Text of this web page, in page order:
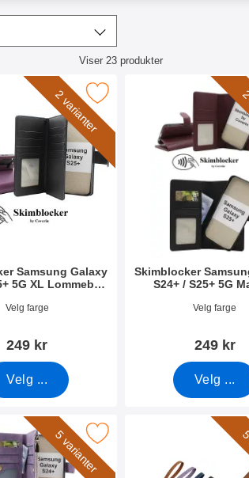
Viser 23 produkter
Deksel som favoritt
2 varianter
Samsung Galaxy
5G XL Lommebok
52656
Velg farge
249 kr
Velg ...
Galaxy S24+ / S25+ 5G XL Lommebok
Skimblocker
S24+ / S25+ 5G
Varenummer 52649
Velg farge
249 kr
Velg ...
Merk skimblocker Samsung GalaxyMerk
DS) som favoritt
5 varianter
Galaxy S24 Plus 5G (SM-S926B/
Merk håndleddsstropp